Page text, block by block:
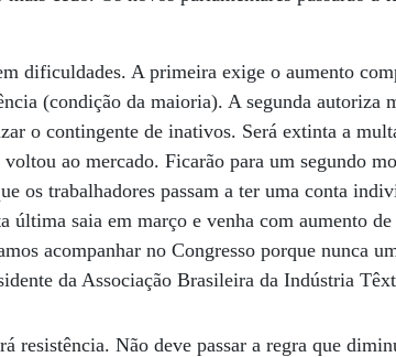
dificuldades. A primeira exige o aumento
(condição da maioria). A segunda autoriza
o contingente de inativos. Será extinta a
ao mercado. Ficarão para um segundo
os trabalhadores passam a ter uma conta
última saia em março e venha com aumento
acompanhar no Congresso porque nunca
da Associação Brasileira da Indústria
resistência. Não deve passar a regra que